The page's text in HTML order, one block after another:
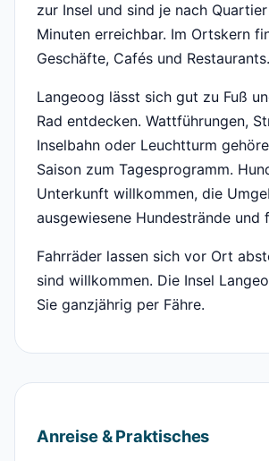
zur Insel und sind je nach
Minuten erreichbar. Im Ortskern
Geschäfte, Cafés und Restaurants.
Langeoog lässt sich gut zu Fuß
Rad entdecken. Wattführungen,
Inselbahn oder Leuchtturm
Saison zum Tagesprogramm.
Unterkunft willkommen, die
ausgewiesene Hundestrände und
Fahrräder lassen sich vor Ort
sind willkommen. Die Insel
Sie ganzjährig per Fähre.
Anreise & Praktisches